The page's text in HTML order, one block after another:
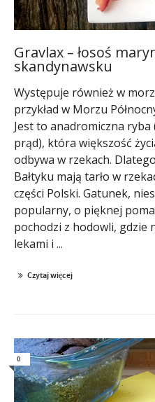
Gravlax – łosoś
skandynawsku
Występuje również w
przykład w Morzu
Jest to anadromiczna
prąd), która większość
odbywa w rzekach.
Bałtyku mają tarło w
części Polski. Gatunek,
popularny, o pięknej
pochodzi z hodowli, gdzie
lekami i ...
Czytaj więcej
0